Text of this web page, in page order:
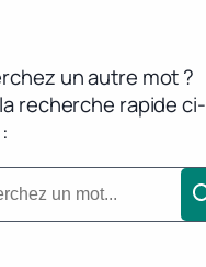
un autre mot ?
recherche rapide ci-